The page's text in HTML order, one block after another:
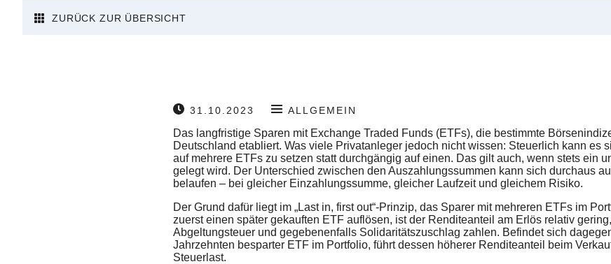
ZURÜCK ZUR ÜBERSICHT
31.10.2023 ALLGEMEIN
Das langfristige Sparen mit Exchange Traded Funds (ETFs), die bestimmte
Deutschland etabliert. Was viele Privatanleger jedoch nicht wissen: Steuerlich kann es
auf mehrere ETFs zu setzen statt durchgängig auf einen. Das gilt auch, wenn stets ein
gelegt wird. Der Unterschied zwischen den Auszahlungssummen kann sich durchaus
belaufen – bei gleicher Einzahlungssumme, gleicher Laufzeit und gleichem Risiko.
Der Grund dafür liegt im „Last in, first out“-Prinzip, das Sparer mit mehreren ETFs im
zuerst einen später gekauften ETF auflösen, ist der Renditeanteil am Erlös relativ
Abgeltungsteuer und gegebenenfalls Solidaritätszuschlag zahlen. Befindet sich
Jahrzehnten besparter ETF im Portfolio, führt dessen höherer Renditeanteil beim
Steuerlast.